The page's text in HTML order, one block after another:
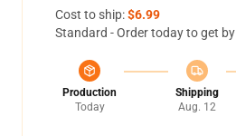
Cost to ship:$6.99
Standard - Order today to get by
Production
Today
Shipping
Aug. 12